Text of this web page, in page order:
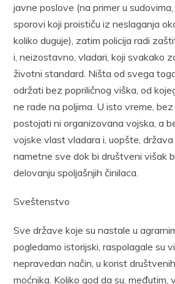
javne poslove (na primer u
sporovi koji proističu iz neslaganja
koliko duguje), zatim policija radi
i, neizostavno, vladari, koji svakako
životni standard. Ništa od svega
održati bez popriličnog viška, od
ne rade na poljima. U isto vreme,
postojati ni organizovana vojska, a
vojske vlast vladara i, uopšte,
nametne sve dok bi društveni višak
delovanju spoljašnjih činilaca.
Sveštenstvo
Sve države koje su nastale u
pogledamo istorijski, raspolagale su
nepravedan način, u korist
moćnika. Koliko god da su, međutim,